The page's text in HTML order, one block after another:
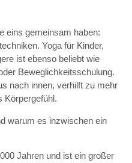
eins gemeinsam haben:
Yoga für Kinder,
ist ebenso beliebt wie
Beweglichkeitsschulung.
nach innen, verhilft zu mehr
Körpergefühl.
warum es inzwischen ein
Jahren und ist ein großer